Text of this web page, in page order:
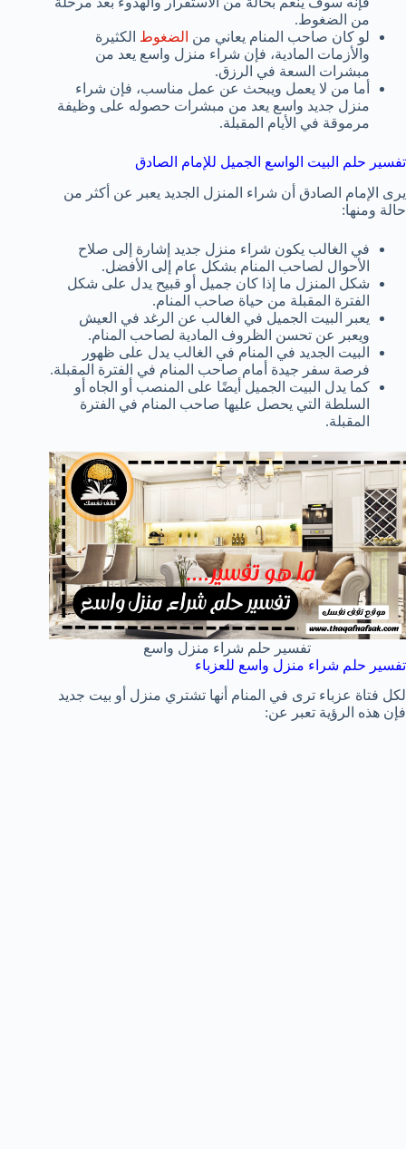
من الضغوط.
لو كان صاحب المنام يعاني من الضغوط الكثيرة
والأزمات المادية، فإن شراء منزل واسع يعد من
مبشرات السعة في الرزق.
أما من لا يعمل ويبحث عن عمل مناسب، فإن شراء
منزل جديد واسع يعد من مبشرات حصوله على وظيفة
مرموقة في الأيام المقبلة.
تفسير حلم البيت الواسع الجميل للإمام الصادق
يرى الإمام الصادق أن شراء المنزل الجديد يعبر عن أكثر من
حالة ومنها:
في الغالب يكون شراء منزل جديد إشارة إلى صلاح
الأحوال لصاحب المنام بشكل عام إلى الأفضل.
شكل المنزل ما إذا كان جميل أو قبيح يدل على شكل
الفترة المقبلة من حياة صاحب المنام.
يعبر البيت الجميل في الغالب عن الرغد في العيش
ويعبر عن تحسن الظروف المادية لصاحب المنام.
البيت الجديد في المنام في الغالب يدل على ظهور
فرصة سفر جيدة أمام صاحب المنام في الفترة المقبلة.
كما يدل البيت الجميل أيضًا على المنصب أو الجاه أو
السلطة التي يحصل عليها صاحب المنام في الفترة
المقبلة.
تفسير حلم شراء منزل واسع
تفسير حلم شراء منزل واسع للعزباء
لكل فتاة عزباء ترى في المنام أنها تشتري منزل أو بيت جديد
فإن هذه الرؤية تعبر عن: